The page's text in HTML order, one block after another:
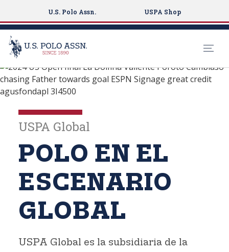
U.S. Polo Assn. USPA Shop
Plataforma deportiva global
DESCUBRE
GLOBAL POLO
USPA Global
POLO EN EL
ESCENARIO
GLOBAL
USPA Global es la subsidiaria de la